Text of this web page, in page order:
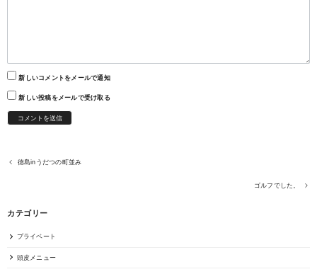
新しいコメントをメールで通知
新しい投稿をメールで受け取る
徳島inうだつの町並み
ゴルフでした。
カテゴリー
プライベート
頭皮メニュー